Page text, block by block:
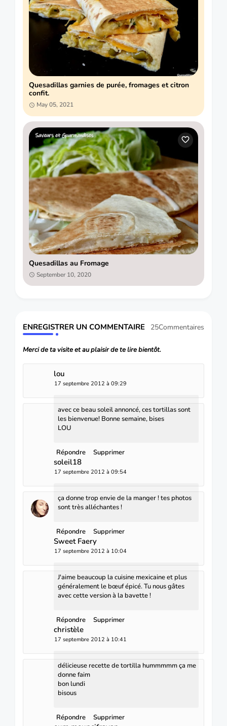
Quesadillas garnies de purée, fromages et citron
confit.
May 05, 2021
Quesadillas au Fromage
September 10, 2020
ENREGISTRER UN COMMENTAIRE 25Commentaires
Merci de ta visite et au plaisir de te lire bientôt.
lou
17 septembre 2012 à 09:29
avec ce beau soleil annoncé, ces tortillas sont
les bienvenue! Bonne semaine, bises
LOU
Répondre Supprimer
soleil18
17 septembre 2012 à 09:54
ça donne trop envie de la manger ! tes photos
sont très alléchantes !
Répondre Supprimer
Sweet Faery
17 septembre 2012 à 10:04
J'aime beaucoup la cuisine mexicaine et plus
généralement le bœuf épicé. Tu nous gâtes
avec cette version à la bavette !
Répondre Supprimer
christèle
17 septembre 2012 à 10:41
délicieuse recette de tortilla hummmmm ça me
donne faim
bon lundi
bisous
Répondre Supprimer